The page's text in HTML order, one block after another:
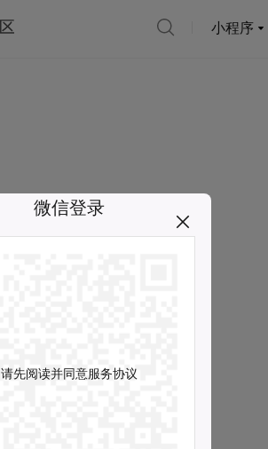
小程序
微信登录
请先阅读并同意服务协议